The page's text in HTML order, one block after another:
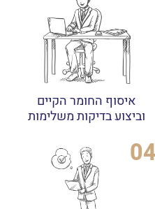
וביצוע בדיקות משלימות
04